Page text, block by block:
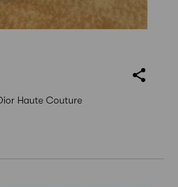
Haute Couture